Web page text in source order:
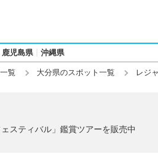
鹿児島県 沖縄県
覧 大分県のスポット一覧 レジ
スティバル」鑑賞ツアーを販売中